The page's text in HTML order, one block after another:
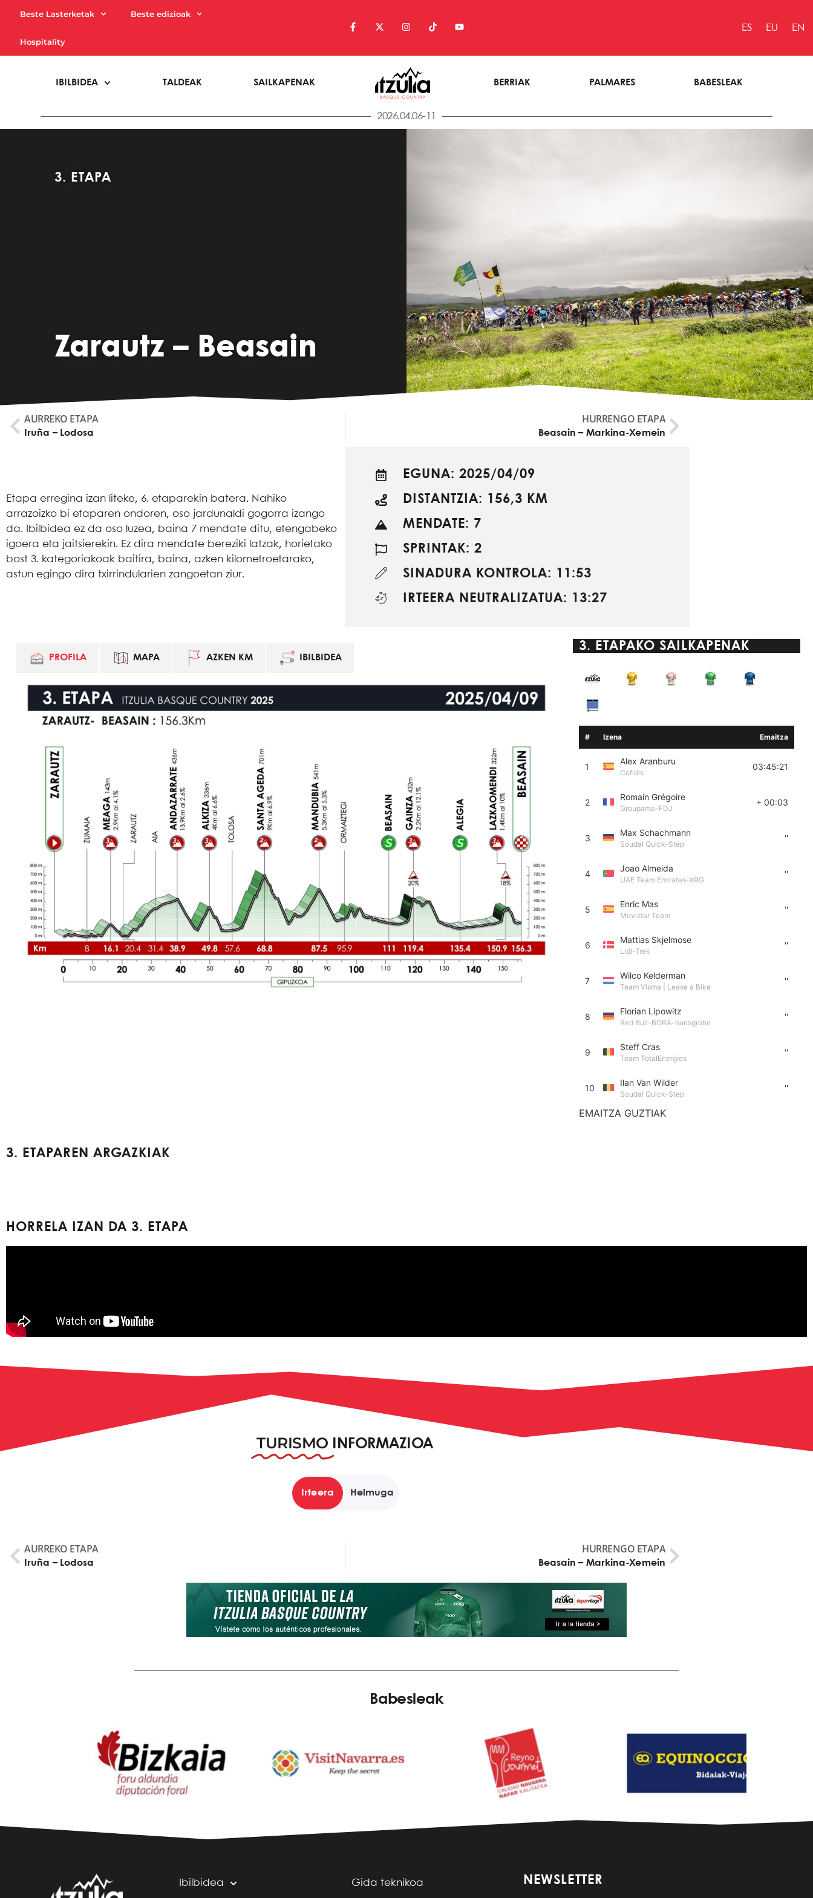
Beste Lasterketak Beste edizioak
Hospitality
ES EU EN
IBILBIDEA TALDEAK SAILKAPENAK BERRIAK PALMARES BABESLEAK
2026.04.06-11
3. ETAPA
Zarautz – Beasain
AURREKO ETAPA
Iruña – Lodosa
HURRENGO ETAPA
Beasain – Markina-Xemein
Etapa erregina izan liteke, 6. etaparekin batera. Nahiko
arrazoizko bi etaparen ondoren, oso jardunaldi gogorra izango
da. Ibilbidea ez da oso luzea, baina 7 mendate ditu, etengabeko
igoera eta jaitsierekin. Ez dira mendate bereziki latzak, horietako
bost 3. kategoriakoak baitira, baina, azken kilometroetarako,
astun egingo dira txirrindularien zangoetan ziur.
EGUNA: 2025/04/09
DISTANTZIA: 156,3 KM
MENDATE: 7
SPRINTAK: 2
SINADURA KONTROLA: 11:53
IRTEERA NEUTRALIZATUA: 13:27
PROFILA MAPA AZKEN KM IBILBIDEA
3. ETAPA KO SAILKAPENAK
# Izena Emaitza
1
Alex Aranburu
Cofidis
03:45:21
2
Romain Grégoire
Groupama-FDJ
+ 00:03
3
Max Schachmann
Soudal Quick-Step
''
4
Joao Almeida
UAE Team Emirates-XRG
''
5
Enric Mas
Movistar Team
''
6
Mattias Skjelmose
Lidl-Trek
''
7
Wilco Kelderman
Team Visma | Lease a Bike
''
8
Florian Lipowitz
Red Bull-BORA-hansgrohe
''
9
Steff Cras
Team TotalEnergies
''
10
Ilan Van Wilder
Soudal Quick-Step
''
EMAITZA GUZTIAK
3. ETAPAREN ARGAZKIAK
HORRELA IZAN DA 3. ETAPA
TURISMO INFORMAZIOA
Irteera Helmuga
AURREKO ETAPA
Iruña – Lodosa
HURRENGO ETAPA
Beasain – Markina-Xemein
Babesleak
Ibilbidea
Gida teknikoa
NEWSLETTER